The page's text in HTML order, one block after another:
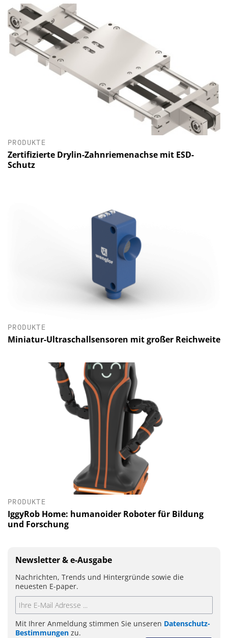
PRODUKTE
Zertifizierte Drylin-Zahnriemenachse mit ESD-
Schutz
PRODUKTE
Miniatur-Ultraschallsensoren mit großer Reichweite
PRODUKTE
IggyRob Home: humanoider Roboter für Bildung
und Forschung
Newsletter & e-Ausgabe
Nachrichten, Trends und Hintergründe sowie die
neuesten E-paper.
Mit Ihrer Anmeldung stimmen Sie unseren Datenschutz-
Bestimmungen zu.